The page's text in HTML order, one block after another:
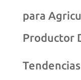
para
Productor